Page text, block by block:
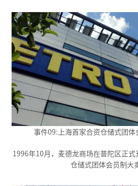
事件09:上海首家合资仓储式团体
1996年10月，麦德龙商场在普陀区正
仓储式团体会员制大